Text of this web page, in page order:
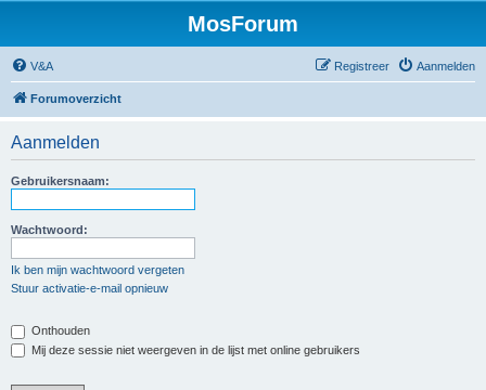
MosForum
V&A Aanmelden
Registreer
Forumoverzicht
Aanmelden
Gebruikersnaam:
Wachtwoord:
Ik ben mijn wachtwoord vergeten
Stuur activatie-e-mail opnieuw
Onthouden
Mij deze sessie niet weergeven in de lijst met online gebruikers